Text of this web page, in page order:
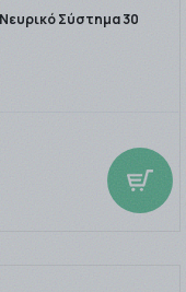
Σύστημα 30